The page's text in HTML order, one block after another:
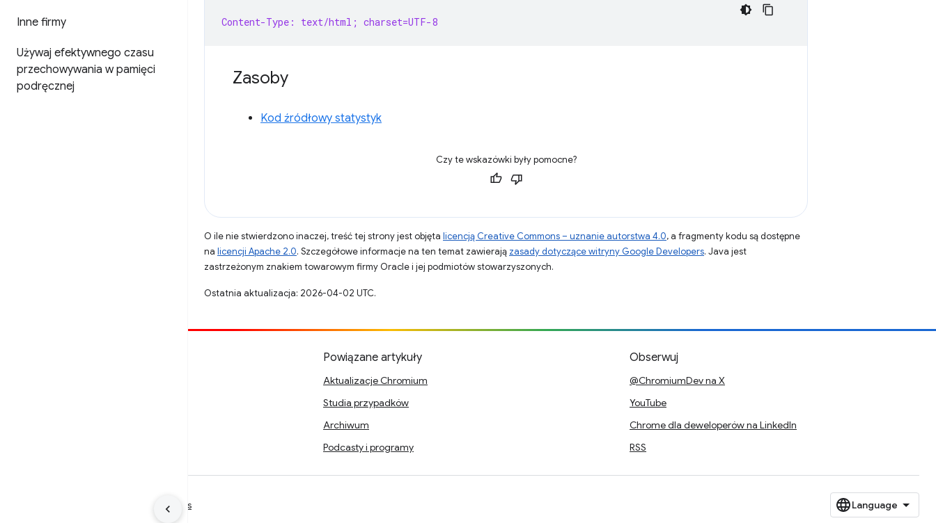
Inne firmy
Używaj efektywnego czasu
przechowywania w pamięci
podręcznej
Content-Type: text/html; charset=UTF-8
Zasoby
Kod źródłowy statystyk
Czy te wskazówki były pomocne?
O ile nie stwierdzono inaczej, treść tej strony jest objęta licencją Creative Commons – uznanie autorstwa 4.0, a fragmenty kodu są dostępne
na licencji Apache 2.0. Szczegółowe informacje na ten temat zawierają zasady dotyczące witryny Google Developers. Java jest
zastrzeżonym znakiem towarowym firmy Oracle i jej podmiotów stowarzyszonych.
Ostatnia aktualizacja: 2026-04-02 UTC.
Powiązane artykuły
Aktualizacje Chromium
Studia przypadków
Archiwum
Podcasty i programy
Obserwuj
@ChromiumDev na X
YouTube
Chrome dla deweloperów na LinkedIn
RSS
Manage cookies